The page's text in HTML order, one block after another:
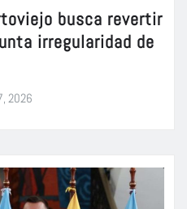
busca revertir
irregularidad de
2026